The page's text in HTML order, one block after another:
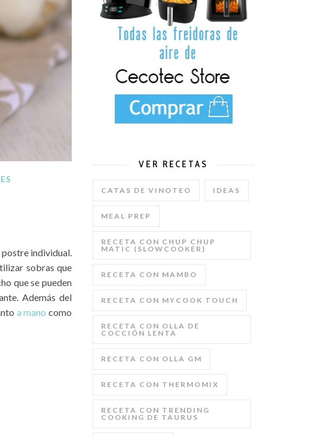
individual.
sobras que
que se pueden
Además del
a mano como
VER RECETAS
CATAS DE VINOTEO IDEAS
MEAL PREP
RECETA CON CHUP CHUP
MATIC (SLOWCOOKER)
RECETA CON MAMBO
RECETA CON MYCOOK TOUCH
RECETA CON OLLA DE
COCCIÓN LENTA
RECETA CON OLLA GM
RECETA CON THERMOMIX
RECETA CON TRENDING
COOKING DE TAURUS